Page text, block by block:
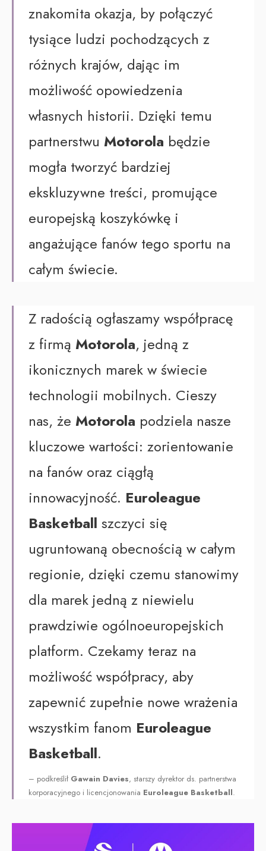
znakomita okazja, by połączyć
tysiące ludzi pochodzących z
różnych krajów, dając im
możliwość opowiedzenia
własnych historii. Dzięki temu
partnerstwu Motorola będzie
mogła tworzyć bardziej
ekskluzywne treści, promujące
europejską koszykówkę i
angażujące fanów tego sportu na
całym świecie.
Z radością ogłaszamy współpracę
z firmą Motorola, jedną z
ikonicznych marek w świecie
technologii mobilnych. Cieszy
nas, że Motorola podziela nasze
kluczowe wartości: zorientowanie
na fanów oraz ciągłą
innowacyjność. Euroleague
Basketball szczyci się
ugruntowaną obecnością w całym
regionie, dzięki czemu stanowimy
dla marek jedną z niewielu
prawdziwie ogólnoeuropejskich
platform. Czekamy teraz na
możliwość współpracy, aby
zapewnić zupełnie nowe wrażenia
wszystkim fanom Euroleague
Basketball.
– podkreślił Gawain Davies, starszy dyrektor ds. partnerstwa
korporacyjnego i licencjonowania Euroleague Basketball.